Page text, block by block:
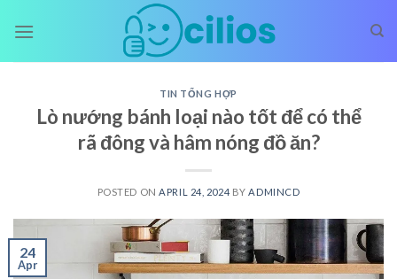
TIN TỔNG HỢP
Lò nướng bánh loại nào tốt để có thể
rã đông và hâm nóng đồ ăn?
POSTED ON APRIL 24, 2024 BY ADMINCD
24
Apr